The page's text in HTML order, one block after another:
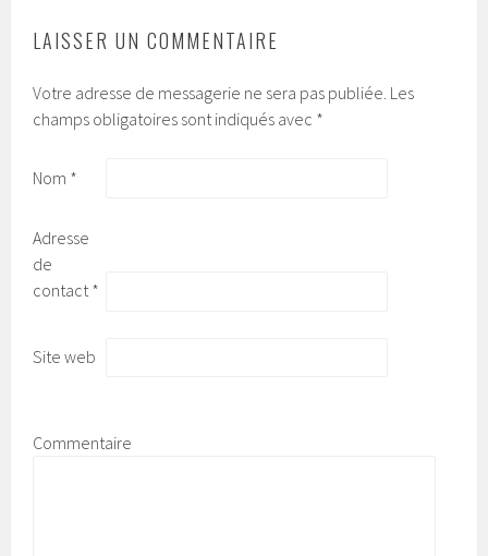
LAISSER UN COMMENTAIRE
Votre adresse de messagerie ne sera pas publiée. Les
champs obligatoires sont indiqués avec *
Nom *
Adresse
de
contact*
Site web
Commentaire